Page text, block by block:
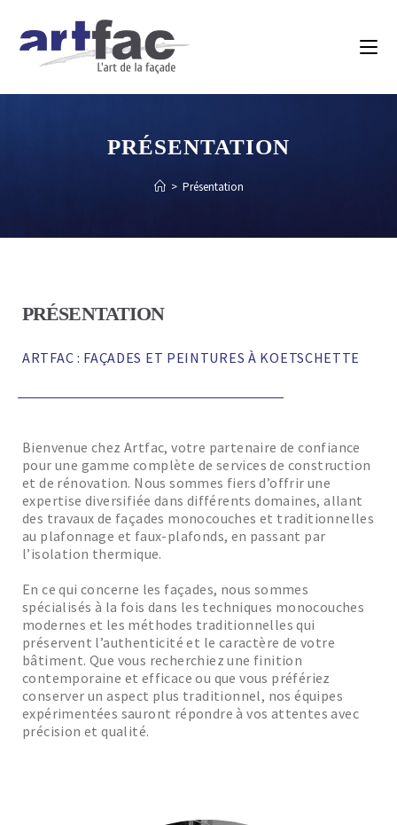
PRÉSENTATION
> Présentation
PRÉSENTATION
ARTFAC : FAÇADES ET PEINTURES À KOETSCHETTE
Bienvenue chez Artfac, votre partenaire de confiance
pour une gamme complète de services de construction
et de rénovation. Nous sommes fiers d’offrir une
expertise diversifiée dans différents domaines, allant
des travaux de façades monocouches et traditionnelles
au plafonnage et faux-plafonds, en passant par
l’isolation thermique.
En ce qui concerne les façades, nous sommes
spécialisés à la fois dans les techniques monocouches
modernes et les méthodes traditionnelles qui
préservent l’authenticité et le caractère de votre
bâtiment. Que vous recherchiez une finition
contemporaine et efficace ou que vous préfériez
conserver un aspect plus traditionnel, nos équipes
expérimentées sauront répondre à vos attentes avec
précision et qualité.